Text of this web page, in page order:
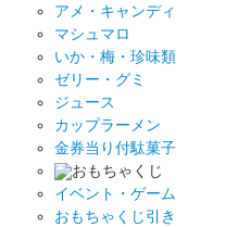
アメ・キャンディ
マシュマロ
いか・梅・珍味類
ゼリー・グミ
ジュース
カップラーメン
金券当り付駄菓子
おもちゃくじ
イベント・ゲーム
おもちゃくじ引き